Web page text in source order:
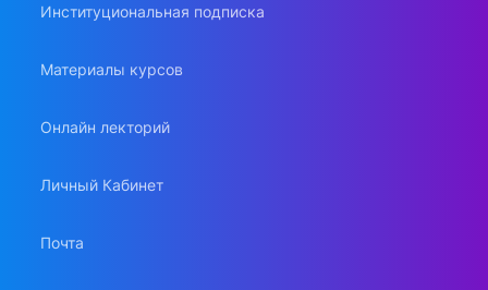
Институциональная подписка
Материалы курсов
Онлайн лекторий
Личный Кабинет
Почта